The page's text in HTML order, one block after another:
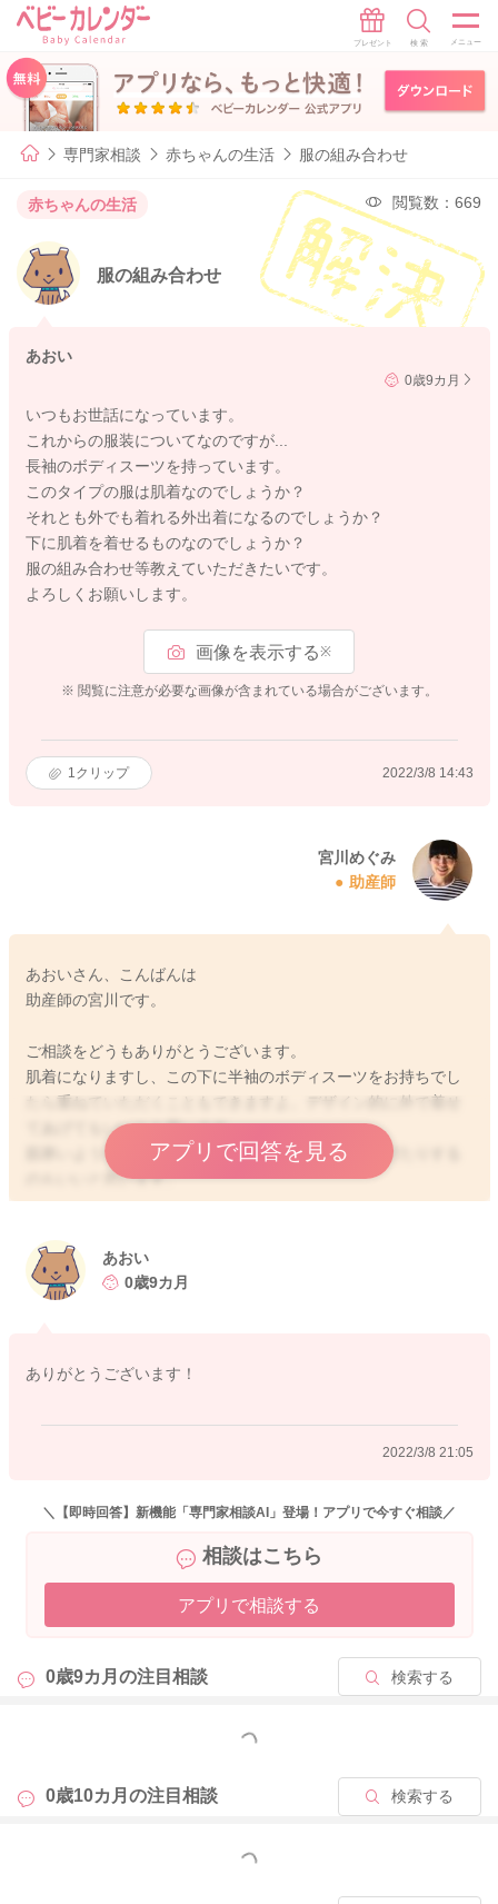
専門家相談 赤ちゃんの生活 服の組み合わせ
赤ちゃんの生活 閲覧数：669
服の組み合わせ
あおい
0歳9カ月
いつもお世話になっています。
これからの服装についてなのですが...
長袖のボディスーツを持っています。
このタイプの服は肌着なのでしょうか？
それとも外でも着れる外出着になるのでしょうか？
下に肌着を着せるものなのでしょうか？
服の組み合わせ等教えていただきたいです。
よろしくお願いします。
画像を表示する※
※ 閲覧に注意が必要な画像が含まれている場合がございます。
1 クリップ 2022/3/8 14:43
宮川めぐみ
助産師
あおいさん、こんばんは
助産師の宮川です。
ご相談をどうもありがとうございます。
肌着になりますし、この下に半袖のボディスーツをお持ちでし
たら重ねていただくこともできますよ。デザイン的に外で着せ
てあげてもいいとも思います。
肌寒いような時には上からカーディガンを着せてあげたりする
のもいいと思います。
色々と使いまわせるかと思いますよ。
動きが活発になっている時にはお股のボタンは外していただく
方が動きやすくなることもあると思います。
どうぞよろしくお願いします。
アプリで回答を見る
あおい
0歳9カ月
ありがとうございます！
2022/3/8 21:05
＼【即時回答】新機能「専門家相談AI」登場！アプリで今すぐ相談／
相談はこちら
アプリで相談する
0歳9カ月の注目相談 検索する
もっと見る
0歳10カ月の注目相談 検索する
もっと見る